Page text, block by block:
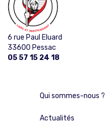
6 rue Paul Eluard
33600 Pessac
05 57 15 24 18
Qui sommes-nous ?
Actualités